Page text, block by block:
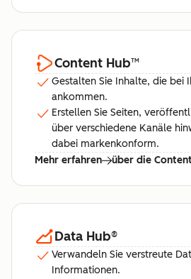
Content Hub™
Gestalten Sie Inhalte, die bei
ankommen.
Erstellen Sie Seiten,
über verschiedene Kanäle
dabei markenkonform.
Mehr erfahren
über die
Data Hub®
Verwandeln Sie verstreute
Informationen.